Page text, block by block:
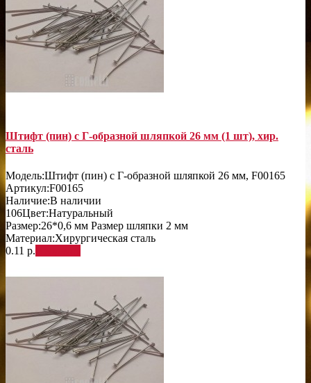
Штифт (пин) с Г-образной шляпкой 26 мм (1 шт), хир.
сталь
Модель:Штифт (пин) с Г-образной шляпкой 26 мм, F00165
Артикул:F00165
Наличие:В наличии
106Цвет:Натуральный
Размер:26*0,6 мм Размер шляпки 2 мм
Материал:Хирургическая сталь
0.11 р.